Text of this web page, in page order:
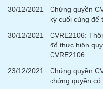
30/12/2021
Chứng quyền
ký cuối cùng để
30/12/2021
CVRE2106:
để thực hiện
CVRE2106
23/12/2021
Chứng quyền
chứng quyền có
Sách